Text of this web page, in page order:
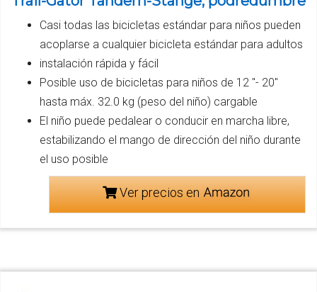
Casi todas las bicicletas estándar para niños pueden
acoplarse a cualquier bicicleta estándar para adultos
instalación rápida y fácil
Posible uso de bicicletas para niños de 12 "- 20"
hasta máx. 32.0 kg (peso del niño) cargable
El niño puede pedalear o conducir en marcha libre,
estabilizando el mango de dirección del niño durante
el uso posible
Ver precios en